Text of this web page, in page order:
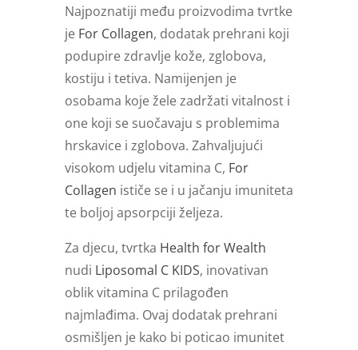
Najpoznatiji među proizvodima tvrtke
je For Collagen, dodatak prehrani koji
podupire zdravlje kože, zglobova,
kostiju i tetiva. Namijenjen je
osobama koje žele zadržati vitalnost i
one koji se suočavaju s problemima
hrskavice i zglobova. Zahvaljujući
visokom udjelu vitamina C, For
Collagen ističe se i u jačanju imuniteta
te boljoj apsorpciji željeza.
Za djecu, tvrtka Health for Wealth
nudi Liposomal C KIDS, inovativan
oblik vitamina C prilagođen
najmlađima. Ovaj dodatak prehrani
osmišljen je kako bi poticao imunitet